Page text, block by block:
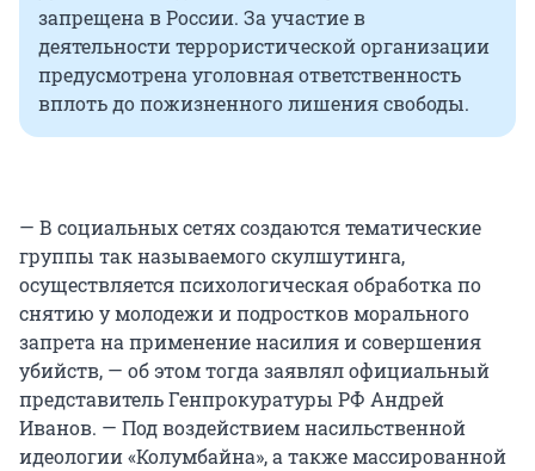
запрещена в России. За участие в
деятельности террористической организации
предусмотрена уголовная ответственность
вплоть до пожизненного лишения свободы.
— В социальных сетях создаются тематические
группы так называемого скулшутинга,
осуществляется психологическая обработка по
снятию у молодежи и подростков морального
запрета на применение насилия и совершения
убийств, — об этом тогда заявлял официальный
представитель Генпрокуратуры РФ Андрей
Иванов. — Под воздействием насильственной
идеологии «Колумбайна», а также массированной